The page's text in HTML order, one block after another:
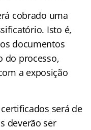
cobrado uma
Isto é,
documentos
do processo,
a exposição
será de
deverão ser